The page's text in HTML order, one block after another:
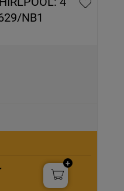
NB1